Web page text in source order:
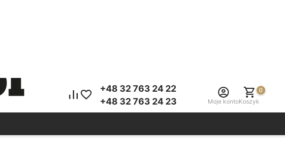
+48 32 763 24 22
+48 32 763 24 23
Moje konto
0
Koszyk